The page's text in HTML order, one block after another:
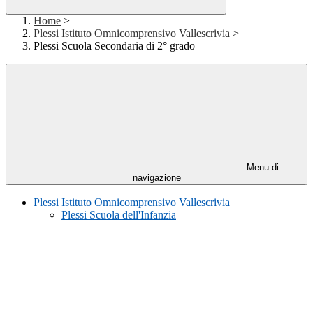
Home >
Plessi Istituto Omnicomprensivo Vallescrivia >
Plessi Scuola Secondaria di 2° grado
Menu di
navigazione
Plessi Istituto Omnicomprensivo Vallescrivia
Plessi Scuola dell'Infanzia